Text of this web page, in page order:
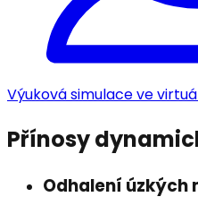
Výuková simulace ve
Přínosy
Odhalení úzkých